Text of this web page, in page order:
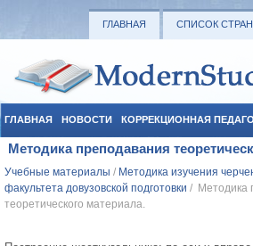
ГЛАВНАЯ СПИСОК
ГЛАВНАЯ НОВОСТИ КОРРЕКЦИОННАЯ
СОЦИАЛЬНАЯ ПЕДАГОГИКА УЧЕБНЫЕ
Методика преподавания
Учебные материалы / Методика изучения
факультета довузовской подготовки / Методика
теоретического материала.